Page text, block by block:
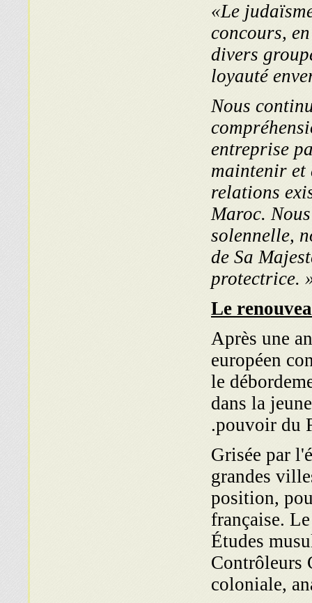
«Le
concours,
divers
loyauté
Nous
entreprise
maintenir et
relations
Maroc.
solennelle,
de Sa
protectrice.
Le
Après une
européen
le
dans la
pouvoir du
Grisée par
grandes
position,
française.
Études
Contrôleurs
coloniale,